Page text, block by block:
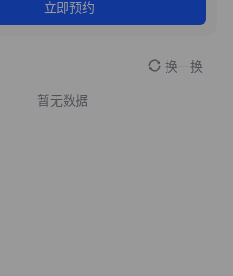
立即预约
换一换
暂无数据